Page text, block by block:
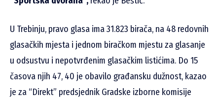
U Trebinju, pravo glasa ima 31.823 birača, na 48 redovnih
glasačkih mjesta i jednom biračkom mjestu za glasanje
u odsustvu i nepotvrđenim glasačkim listićima. Do 15
časova njih 47, 40 je obavilo građansku dužnost, kazao
je za “Direkt” predsjednik Gradske izborne komisije